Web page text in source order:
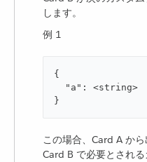
します。
例 1
{
  "a": <string>
}
この場合、Card A か
Card B で必要とされ